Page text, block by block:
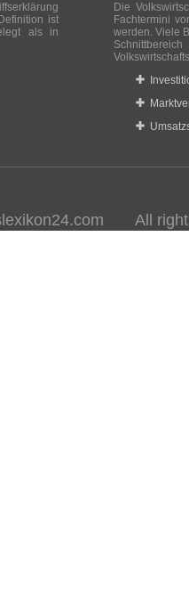
ist
als in
Die
Fachtermini
werden. Viele
All